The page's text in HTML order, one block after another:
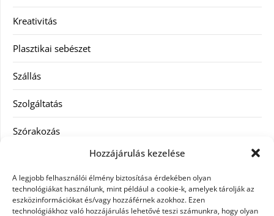
Hozzájárulás kezelése
A legjobb felhasználói élmény biztosítása érdekében olyan
technológiákat használunk, mint például a cookie-k, amelyek tárolják az
eszközinformációkat és/vagy hozzáférnek azokhoz. Ezen
technológiákhoz való hozzájárulás lehetővé teszi számunkra, hogy olyan
Kreativitás
Plasztikai sebészet
Szállás
Szolgáltatás
Szórakozás
Vásárlás
Víztisztítás